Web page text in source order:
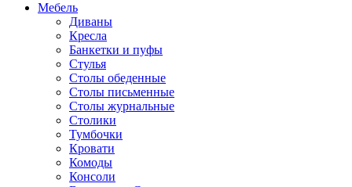
Мебель
Диваны
Кресла
Банкетки и пуфы
Стулья
Столы обеденные
Столы письменные
Столы журнальные
Столики
Тумбочки
Кровати
Комоды
Консоли